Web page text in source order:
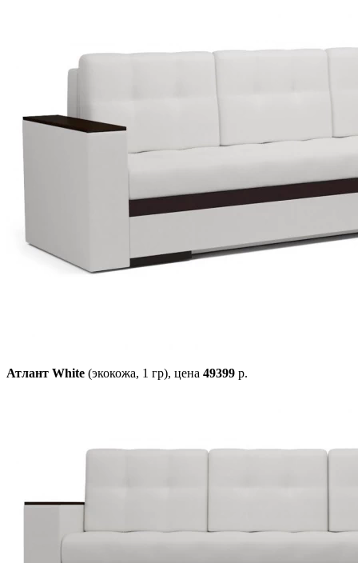
Атлант White (экокожа, 1 гр), цена 49399 р.